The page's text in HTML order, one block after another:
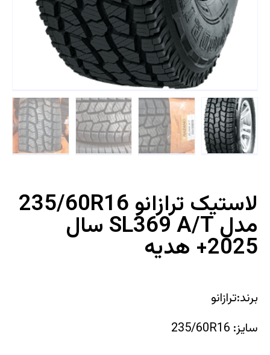
لاستیک ترازانو 235/60R16
مدل SL369 A/T سال
2025+ هدیه
برند:ترازانو
سایز: 235/60R16